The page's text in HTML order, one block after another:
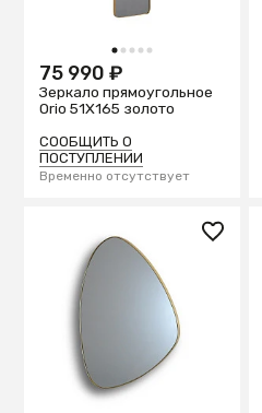
1 2 3 4 5
75 990 ₽
Зеркало прямоугольное
Orio 51X165 золото
СООБЩИТЬ О
ПОСТУПЛЕНИИ
Временно отсутствует